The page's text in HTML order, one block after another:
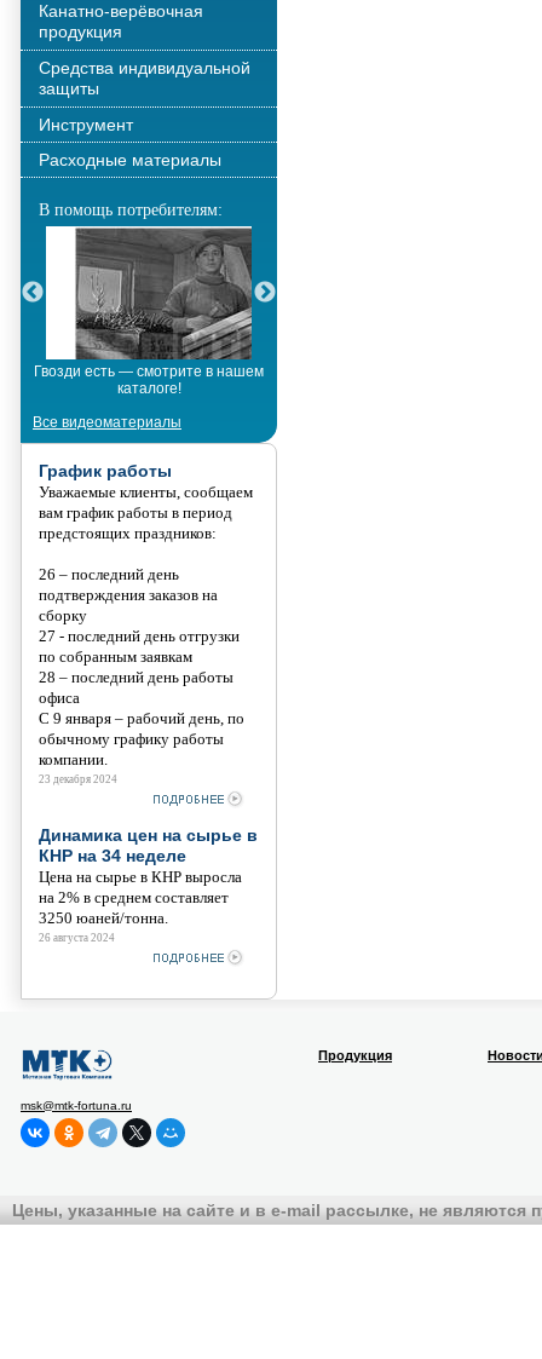
Канатно-верёвочная
продукция
Средства индивидуальной
защиты
Инструмент
Расходные материалы
В помощь потребителям:
Гвозди есть — смотрите в нашем
каталоге!
Все видеоматериалы
График работы
Уважаемые клиенты, сообщаем
вам график работы в период
предстоящих праздников:
26 – последний день
подтверждения заказов на
сборку
27 - последний день отгрузки
по собранным заявкам
28 – последний день работы
офиса
С 9 января – рабочий день, по
обычному графику работы
компании.
23 декабря 2024
Динамика цен на сырье в
КНР на 34 неделе
Цена на сырье в КНР выросла
на 2% в среднем составляет
3250 юаней/тонна.
26 августа 2024
msk@mtk-fortuna.ru
Продукция
Цены, указанные на сайте и в e-mail рассылке, не являются